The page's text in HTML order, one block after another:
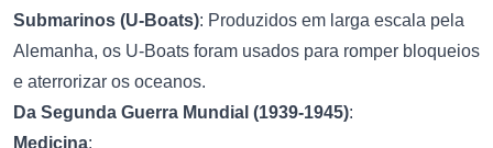
Submarinos (U-Boats): Produzidos em larga escala pela
Alemanha, os U-Boats foram usados para romper bloqueios
e aterrorizar os oceanos.
Da Segunda Guerra Mundial (1939-1945):
Medicina: